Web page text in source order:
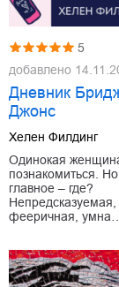
5
добавлено
Дневник
Джонс
Хелен Филдинг
Одинокая
познакомиться.
главное – где?
Непредсказуемая,
фееричная, умна…